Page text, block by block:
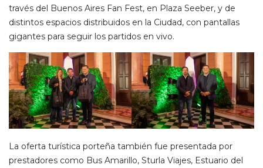
través del Buenos Aires Fan Fest, en Plaza Seeber, y de
distintos espacios distribuidos en la Ciudad, con pantallas
gigantes para seguir los partidos en vivo.
La oferta turística porteña también fue presentada por
prestadores como Bus Amarillo, Sturla Viajes, Estuario del